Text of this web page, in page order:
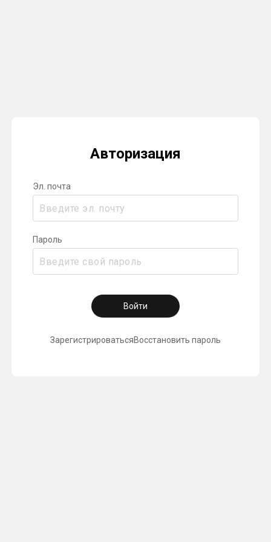
Авторизация
Эл. почта
Пароль
Войти
ЗарегистрироватьсяВосстановить пароль